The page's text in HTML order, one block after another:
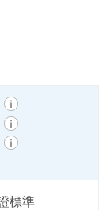
標準